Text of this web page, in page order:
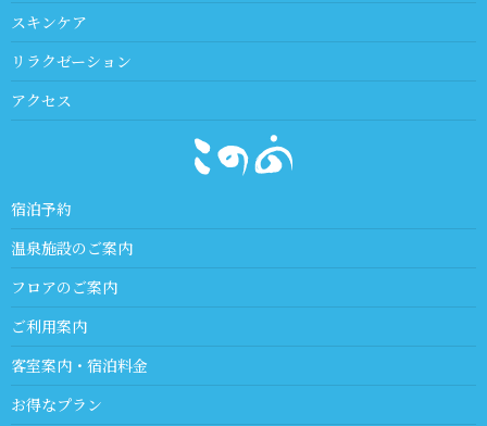
スキンケア
リラクゼーション
アクセス
宿泊予約
温泉施設のご案内
フロアのご案内
ご利用案内
客室案内・宿泊料金
お得なプラン